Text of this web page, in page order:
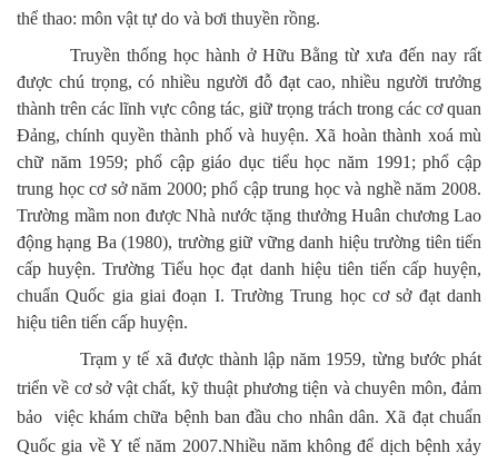
thể thao: môn vật tự do và bơi thuyền rồng.
Truyền thống học hành ở Hữu Bằng từ xưa đến nay rất
được chú trọng, có nhiều người đỗ đạt cao, nhiều người trưởng
thành trên các lĩnh vực công tác, giữ trọng trách trong các cơ quan
Đảng, chính quyền thành phố và huyện. Xã hoàn thành xoá mù
chữ năm 1959; phổ cập giáo dục tiểu học năm 1991; phổ cập
trung học cơ sở năm 2000; phổ cập trung học và nghề năm 2008.
Trường mầm non được Nhà nước tặng thưởng Huân chương Lao
động hạng Ba (1980), trường giữ vững danh hiệu trường tiên tiến
cấp huyện. Trường Tiểu học đạt danh hiệu tiên tiến cấp huyện,
chuẩn Quốc gia giai đoạn I. Trường Trung học cơ sở đạt danh
hiệu tiên tiến cấp huyện.
Trạm y tế xã được thành lập năm 1959, từng bước phát
triển về cơ sở vật chất, kỹ thuật phương tiện và chuyên môn, đảm
bảo việc khám chữa bệnh ban đầu cho nhân dân. Xã đạt chuẩn
Quốc gia về Y tế năm 2007.Nhiều năm không để dịch bệnh xảy